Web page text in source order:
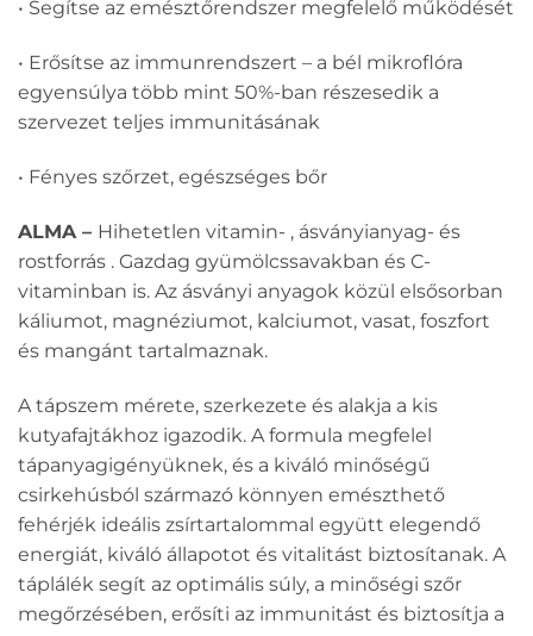
• Segítse az emésztőrendszer megfelelő működését
• Erősítse az immunrendszert – a bél mikroflóra
egyensúlya több mint 50%-ban részesedik a
szervezet teljes immunitásának
• Fényes szőrzet, egészséges bőr
ALMA – Hihetetlen vitamin- , ásványianyag- és
rostforrás . Gazdag gyümölcssavakban és C-
vitaminban is. Az ásványi anyagok közül elsősorban
káliumot, magnéziumot, kalciumot, vasat, foszfort
és mangánt tartalmaznak.
A tápszem mérete, szerkezete és alakja a kis
kutyafajtákhoz igazodik. A formula megfelel
tápanyagigényüknek, és a kiváló minőségű
csirkehúsból származó könnyen emészthető
fehérjék ideális zsírtartalommal együtt elegendő
energiát, kiváló állapotot és vitalitást biztosítanak. A
táplálék segít az optimális súly, a minőségi szőr
megőrzésében, erősíti az immunitást és biztosítja a